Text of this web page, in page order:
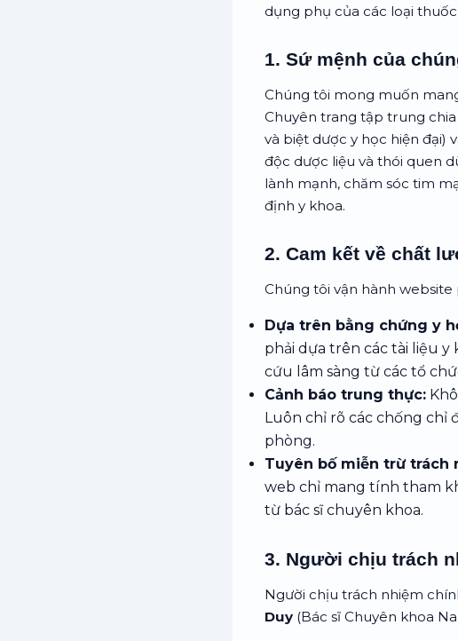
dụng phụ của các loại
1. Sứ mệnh của
Chúng tôi mong muốn
Chuyên trang tập trung chia
và biệt dược y học hiện đại)
độc dược liệu và thói quen
lành mạnh, chăm sóc tim
định y khoa.
2. Cam kết về chất
Chúng tôi vận hành
Dựa trên bằng chứng y
phải dựa trên các tài liệu y
cứu lâm sàng từ các tổ
Cảnh báo trung thực:
Luôn chỉ rõ các chống
phòng.
Tuyên bố miễn trừ trách
web chỉ mang tính tham
từ bác sĩ chuyên khoa.
3. Người chịu trách
Người chịu trách nhiệm
Duy (Bác sĩ Chuyên khoa